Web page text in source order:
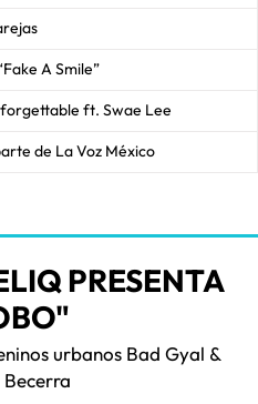
A Smile”
ft. Swae Lee
de La Voz México
PRESENTA
urbanos Bad Gyal &